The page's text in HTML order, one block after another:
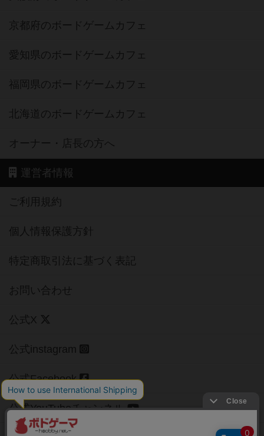
京都府のボードゲームカフェ
愛知県のボードゲームカフェ
福岡県のボードゲームカフェ
北海道のボードゲームカフェ
オーナー・店長の方へ
運営者情報
ご利用規約
個人情報保護方針
特定商取引法に基づく表記
お問い合わせ
公式X
公式instagram
公式Facebook
公式YouTubeチャンネル